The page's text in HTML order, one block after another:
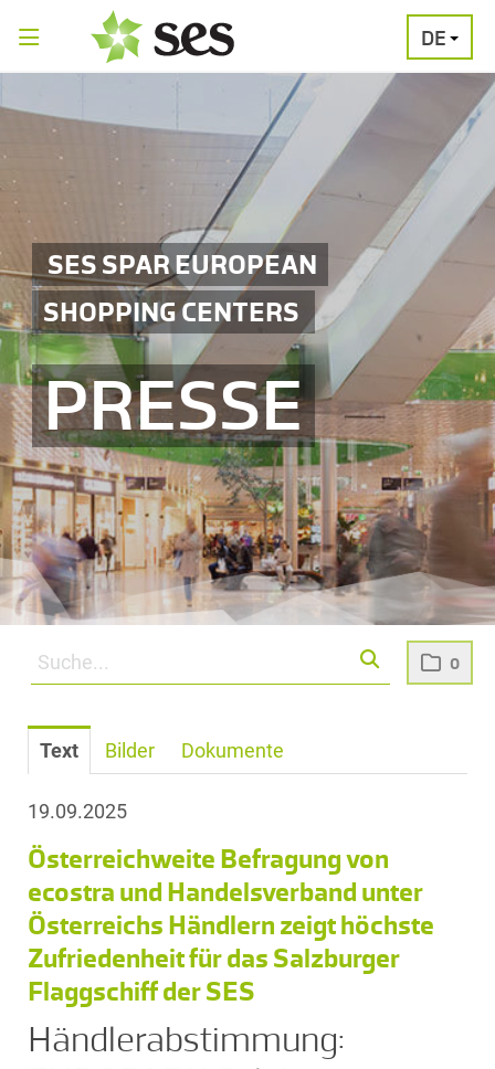
0
DE
SES SPAR EUROPEAN
SHOPPING CENTERS
PRESSE
PRESSEAUSSENDUNGEN
Text Bilder Dokumente
19.09.2025
Österreichweite Befragung von
ecostra und Handelsverband unter
Österreichs Händlern zeigt höchste
Zufriedenheit für das Salzburger
Flaggschiff der SES
Händlerabstimmung: